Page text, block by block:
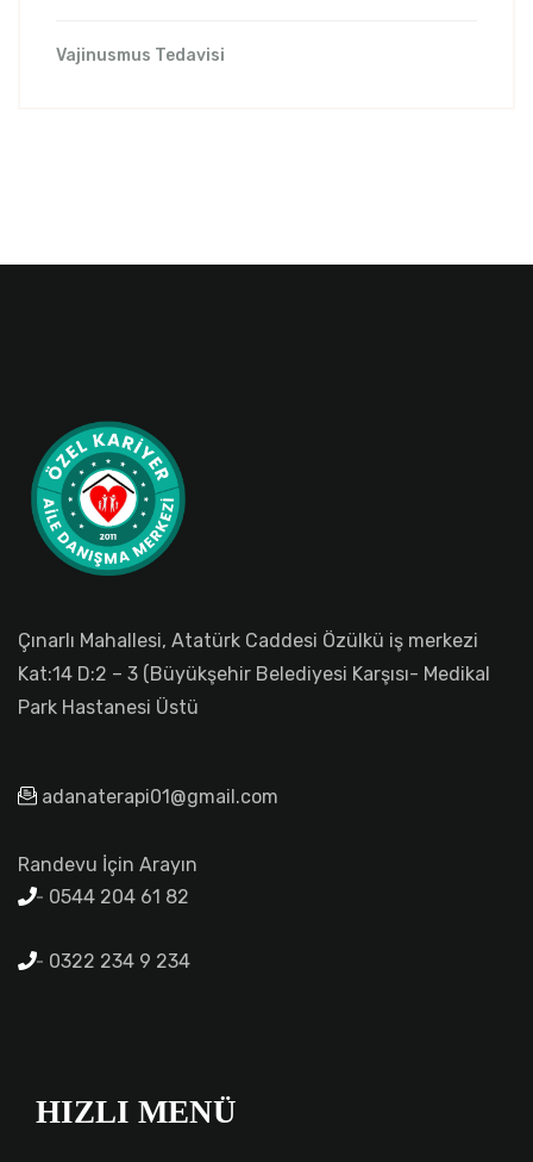
Vajinusmus Tedavisi
Çınarlı Mahallesi, Atatürk Caddesi Özülkü iş merkezi
Kat:14 D:2 – 3 (Büyükşehir Belediyesi Karşısı- Medikal
Park Hastanesi Üstü
adanaterapi01@gmail.com
Randevu İçin Arayın
0544 204 61 82
0322 234 9 234
HIZLI MENÜ